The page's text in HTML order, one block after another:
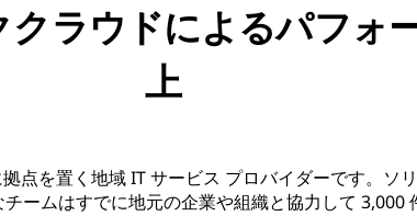
ラウドによるパフォ
上
点を置く地域 IT サービス プロバイダーです。ソ
ームはすでに地元の企業や組織と協力して 3,000